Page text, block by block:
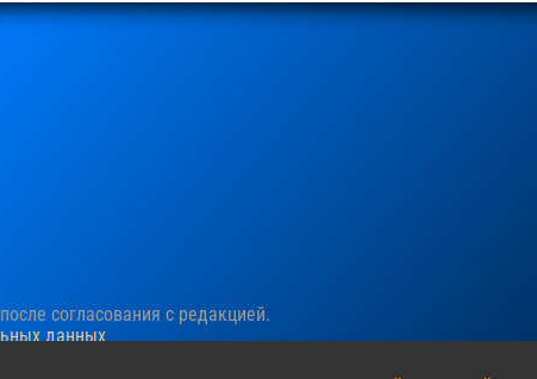
согласования c редакцией.
данных